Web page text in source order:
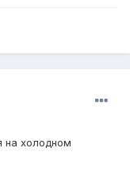
на холодном